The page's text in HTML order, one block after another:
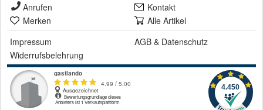
Anrufen
Kontakt
Merken
Alle Artikel
Impressum
AGB & Datenschutz
Widerrufsbelehrung